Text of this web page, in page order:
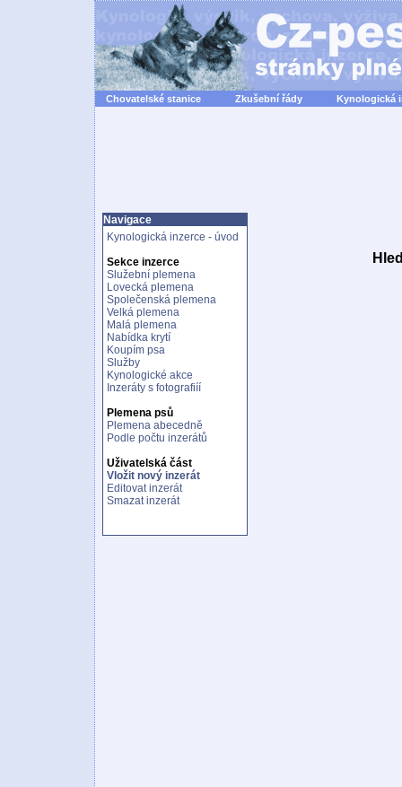
Chovatelské stanice Zkušební řády Kynologická
Navigace
Kynologická inzerce - úvod
Sekce inzerce
Služební plemena
Lovecká plemena
Společenská plemena
Velká plemena
Malá plemena
Nabídka krytí
Koupím psa
Služby
Kynologické akce
Inzeráty s fotografiíí
Plemena psů
Plemena abecedně
Podle počtu inzerátů
Uživatelská část
Vložit nový inzerát
Editovat inzerát
Smazat inzerát